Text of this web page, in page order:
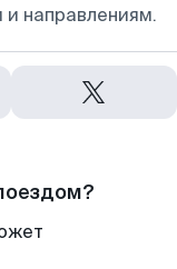
направлениям.